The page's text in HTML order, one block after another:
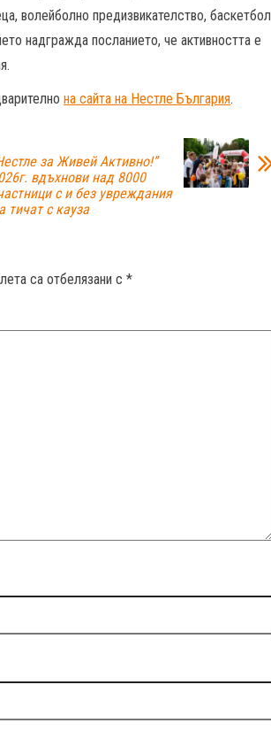
волейболно предизвикателство, баскетбол
надгражда посланието, че активността е
на сайта на Нестле България.
за Живей Aктивно!”
вдъхнови над 8000
с и без увреждания
тичат с кауза
са отбелязани с *